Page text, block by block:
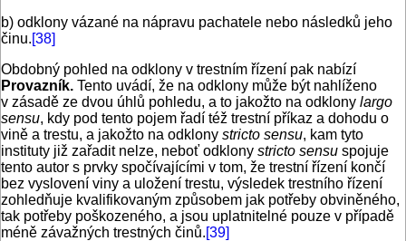
b) odklony vázané na nápravu pachatele nebo následků jeho
činu.[38]
Obdobný pohled na odklony v trestním řízení pak nabízí
Provazník. Tento uvádí, že na odklony může být nahlíženo
v zásadě ze dvou úhlů pohledu, a to jakožto na odklony largo
sensu, kdy pod tento pojem řadí též trestní příkaz a dohodu o
vině a trestu, a jakožto na odklony stricto sensu, kam tyto
instituty již zařadit nelze, neboť odklony stricto sensu spojuje
tento autor s prvky spočívajícími v tom, že trestní řízení končí
bez vyslovení viny a uložení trestu, výsledek trestního řízení
zohledňuje kvalifikovaným způsobem jak potřeby obviněného,
tak potřeby poškozeného, a jsou uplatnitelné pouze v případě
méně závažných trestných činů.[39]